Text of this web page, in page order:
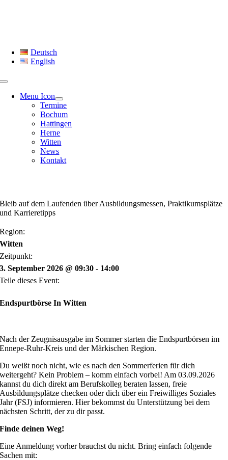
Deutsch
English
Menu Icon
Termine
Bochum
Hattingen
Herne
Witten
News
Kontakt
Bleib auf dem Laufenden über Ausbildungsmessen, Praktikumsplätze
und Karrieretipps
Region:
Witten
Zeitpunkt:
3. September 2026 @ 09:30 - 14:00
Teile dieses Event:
Endspurtbörse In Witten
Nach der Zeugnisausgabe im Sommer starten die Endspurtbörsen im
Ennepe-Ruhr-Kreis und der Märkischen Region.
Du weißt noch nicht, wie es nach den Sommerferien für dich
weitergeht? Kein Problem – komm einfach vorbei! Am 03.09.2026
kannst du dich direkt am Berufskolleg beraten lassen, freie
Ausbildungsplätze checken oder dich über ein Freiwilliges Soziales
Jahr (FSJ) informieren. Hier bekommst du Unterstützung bei dem
nächsten Schritt, der zu dir passt.
Finde deinen Weg!
Eine Anmeldung vorher brauchst du nicht. Bring einfach folgende
Sachen mit: